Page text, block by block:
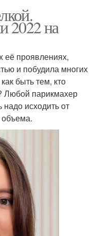
2022 на
её проявлениях,
и побудила многих
быть тем, кто
Любой парикмахер
исходить от